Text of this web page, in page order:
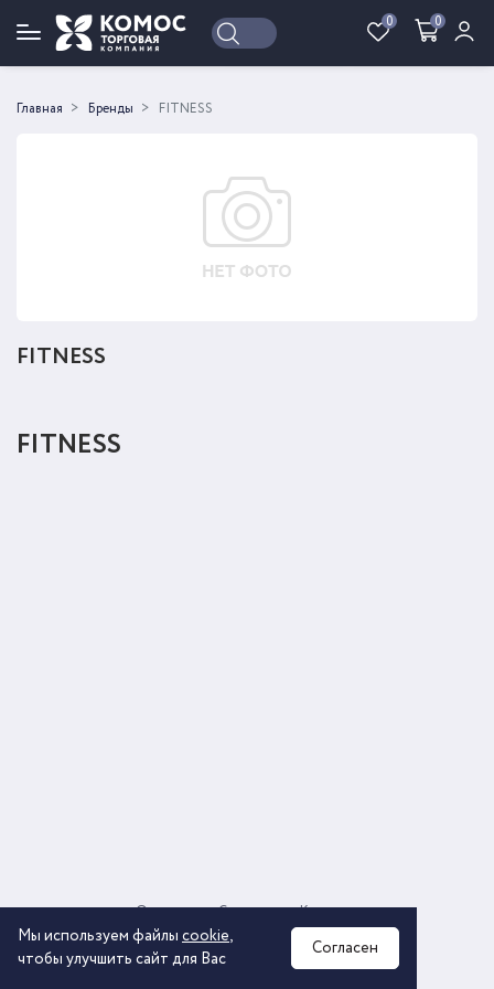
0 0
Войти Регистрация
Главная Бренды FITNESS
FITNESS
FITNESS
2026 © ООО «КОМОС ГРУПП» «Торговая компания»
О компании Соглашение
Политика обработки персональных данных
Контакты
Мы используем файлы cookie,
чтобы улучшить сайт для Вас
Согласен